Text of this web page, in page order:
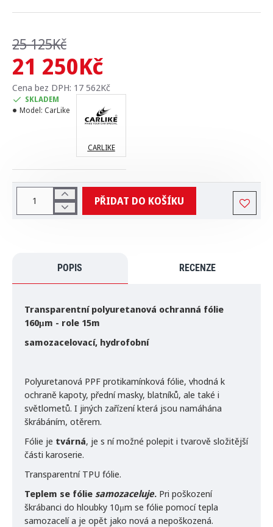
21 250Kč
25 125Kč
Cena bez DPH: 17 562Kč
SKLADEM
Model: CarLike
CARLIKE
PŘIDAT DO KOŠÍKU
POPIS RECENZE
Transparentní polyuretanová ochranná fólie
160μm - role 15m
samozacelovací, hydrofobní
Polyuretanová PPF protikamínková fólie, vhodná k
ochraně kapoty, přední masky, blatníků, ale také i
světlometů. I jiných zařízení která jsou namáhána
škrábáním, otěrem.
Fólie je tvárná, je s ní možné polepit i tvarově složitější
části karoserie.
Transparentní TPU fólie.
Teplem se fólie samozaceluje. Pri poškození
škrábanci do hloubky 10μm se fólie pomocí tepla
samozacelí a je opět jako nová a nepoškozená.